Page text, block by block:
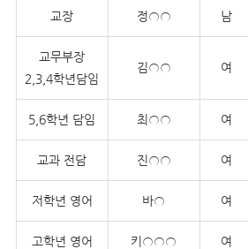
교장 정○○ 남
교무부장
2,3,4학년담임
김○○ 여
5,6학년 담임 최○○ 여
교과 전담 진○○ 여
저학년 영어 바○ 여
고학년 영어 키○○○ 여